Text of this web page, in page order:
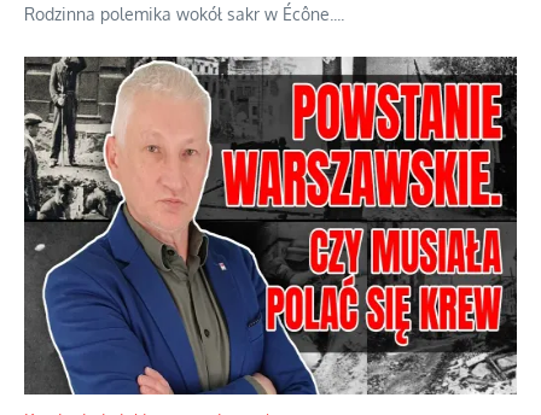
Rodzinna polemika wokół sakr w Écône.